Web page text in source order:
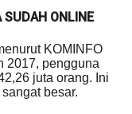
SUDAH ONLINE
KOMINFO
2017, pengguna
juta orang. Ini
besar.